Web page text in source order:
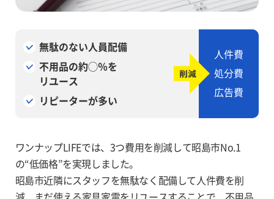
無駄のない人員配備
不用品の約◯％を
リユース
リピーターが多い
人件費
処分費
広告費
ワンナップLIFEでは、3つ費用を削減して昭島市No.1
の“低価格”を実現しました。
昭島市近隣にスタッフを無駄なく配備して人件費を削